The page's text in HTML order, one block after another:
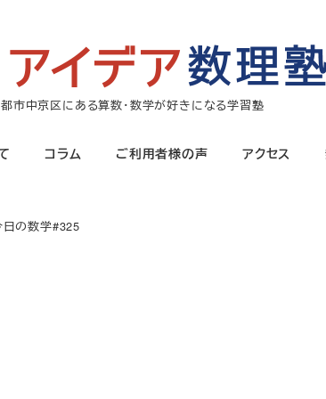
市中京区にある算数・数学が好きになる学習塾
コラム ご利用者様の声 アクセス
の数学#325